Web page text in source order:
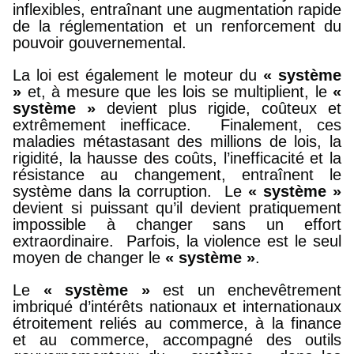
inflexibles, entraînant une augmentation rapide
de la réglementation et un renforcement du
pouvoir gouvernemental.
La loi est également le moteur du « système
» et, à mesure que les lois se multiplient, le «
système » devient plus rigide, coûteux et
extrêmement inefficace. Finalement, ces
maladies métastasant des millions de lois, la
rigidité, la hausse des coûts, l’inefficacité et la
résistance au changement, entraînent le
système dans la corruption. Le « système »
devient si puissant qu’il devient pratiquement
impossible à changer sans un effort
extraordinaire. Parfois, la violence est le seul
moyen de changer le « système ».
Le « système » est un enchevêtrement
imbriqué d’intérêts nationaux et internationaux
étroitement reliés au commerce, à la finance
et au commerce, accompagné des outils